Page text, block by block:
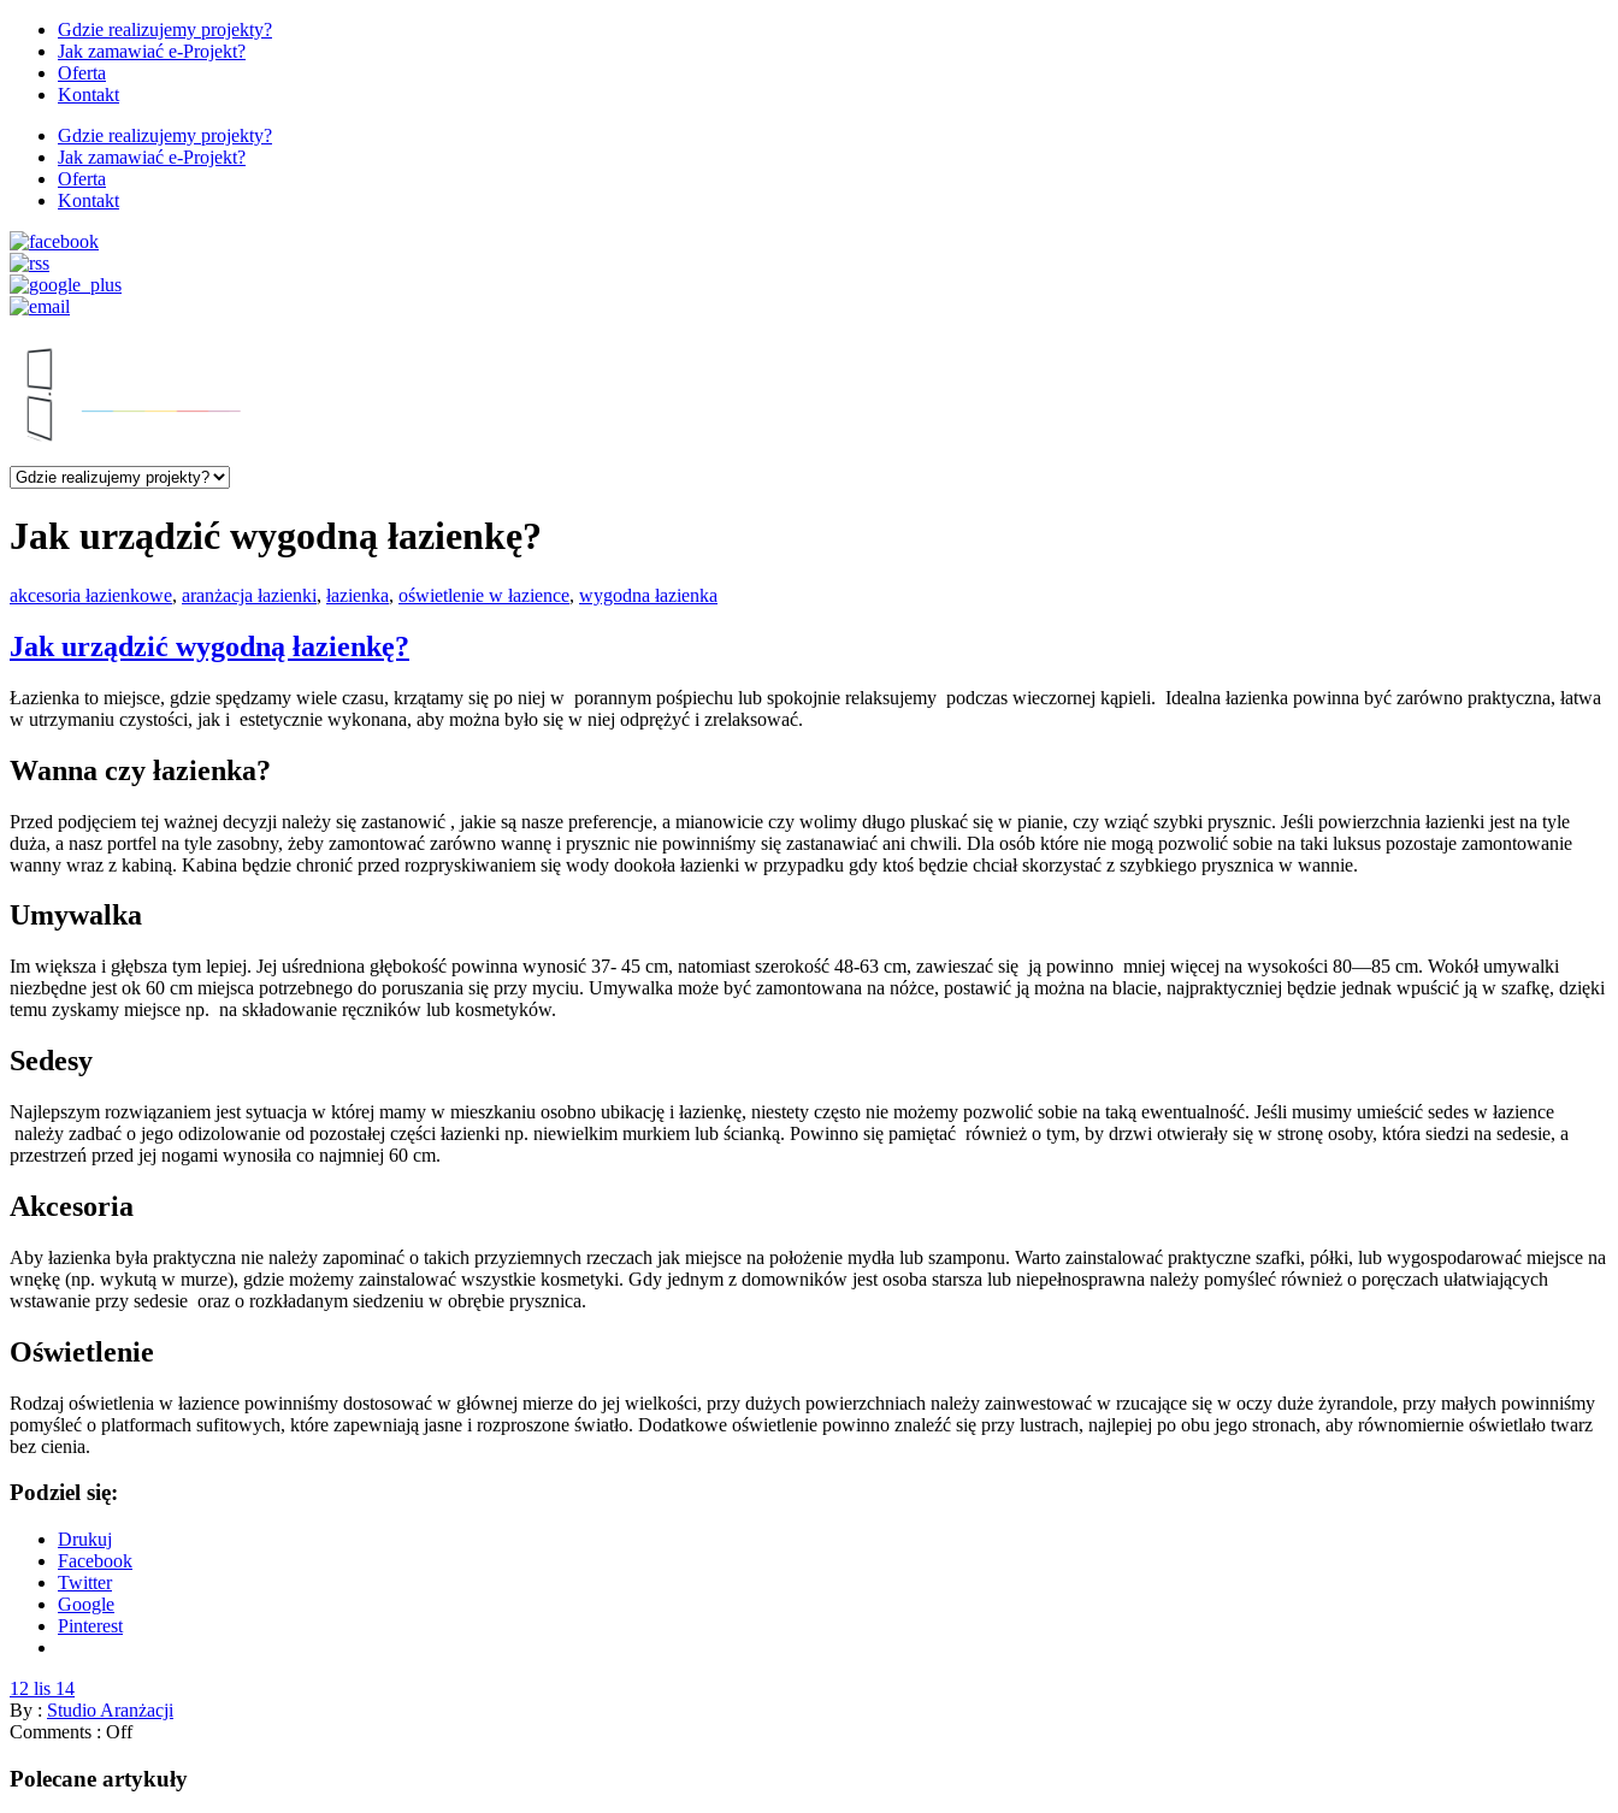
Gdzie realizujemy projekty?
Jak zamawiać e-Projekt?
Oferta
Kontakt
Gdzie realizujemy projekty?
Jak zamawiać e-Projekt?
Oferta
Kontakt
Jak urządzić wygodną łazienkę?
akcesoria łazienkowe, aranżacja łazienki, łazienka, oświetlenie w łazience, wygodna łazienka
Jak urządzić wygodną łazienkę?
Łazienka to miejsce, gdzie spędzamy wiele czasu, krzątamy się po niej w porannym pośpiechu lub spokojnie relaksujemy podczas wieczornej kąpieli. Idealna łazienka powinna być zarówno praktyczna, łatwa
w utrzymaniu czystości, jak i estetycznie wykonana, aby można było się w niej odprężyć i zrelaksować.
Wanna czy łazienka?
Przed podjęciem tej ważnej decyzji należy się zastanowić , jakie są nasze preferencje, a mianowicie czy wolimy długo pluskać się w pianie, czy wziąć szybki prysznic. Jeśli powierzchnia łazienki jest na tyle
duża, a nasz portfel na tyle zasobny, żeby zamontować zarówno wannę i prysznic nie powinniśmy się zastanawiać ani chwili. Dla osób które nie mogą pozwolić sobie na taki luksus pozostaje zamontowanie
wanny wraz z kabiną. Kabina będzie chronić przed rozpryskiwaniem się wody dookoła łazienki w przypadku gdy ktoś będzie chciał skorzystać z szybkiego prysznica w wannie.
Umywalka
Im większa i głębsza tym lepiej. Jej uśredniona głębokość powinna wynosić 37- 45 cm, natomiast szerokość 48-63 cm, zawieszać się ją powinno mniej więcej na wysokości 80—85 cm. Wokół umywalki
niezbędne jest ok 60 cm miejsca potrzebnego do poruszania się przy myciu. Umywalka może być zamontowana na nóżce, postawić ją można na blacie, najpraktyczniej będzie jednak wpuścić ją w szafkę, dzięki
temu zyskamy miejsce np. na składowanie ręczników lub kosmetyków.
Sedesy
Najlepszym rozwiązaniem jest sytuacja w której mamy w mieszkaniu osobno ubikację i łazienkę, niestety często nie możemy pozwolić sobie na taką ewentualność. Jeśli musimy umieścić sedes w łazience
należy zadbać o jego odizolowanie od pozostałej części łazienki np. niewielkim murkiem lub ścianką. Powinno się pamiętać również o tym, by drzwi otwierały się w stronę osoby, która siedzi na sedesie, a
przestrzeń przed jej nogami wynosiła co najmniej 60 cm.
Akcesoria
Aby łazienka była praktyczna nie należy zapominać o takich przyziemnych rzeczach jak miejsce na położenie mydła lub szamponu. Warto zainstalować praktyczne szafki, półki, lub wygospodarować miejsce na
wnękę (np. wykutą w murze), gdzie możemy zainstalować wszystkie kosmetyki. Gdy jednym z domowników jest osoba starsza lub niepełnosprawna należy pomyśleć również o poręczach ułatwiających
wstawanie przy sedesie oraz o rozkładanym siedzeniu w obrębie prysznica.
Oświetlenie
Rodzaj oświetlenia w łazience powinniśmy dostosować w głównej mierze do jej wielkości, przy dużych powierzchniach należy zainwestować w rzucające się w oczy duże żyrandole, przy małych powinniśmy
pomyśleć o platformach sufitowych, które zapewniają jasne i rozproszone światło. Dodatkowe oświetlenie powinno znaleźć się przy lustrach, najlepiej po obu jego stronach, aby równomiernie oświetlało twarz
bez cienia.
Podziel się:
Drukuj
Facebook
Twitter
Google
Pinterest
12 lis 14
By : Studio Aranżacji
Comments : Off
Polecane artykuły